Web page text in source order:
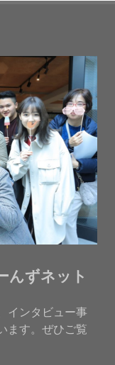
んずネット
インタビュー事
ます。ぜひご覧